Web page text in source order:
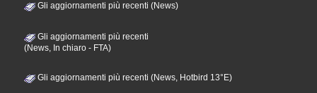
Gli aggiornamenti più recenti (News)
Gli aggiornamenti più recenti
(News, In chiaro - FTA)
Gli aggiornamenti più recenti (News, Hotbird 13°E)